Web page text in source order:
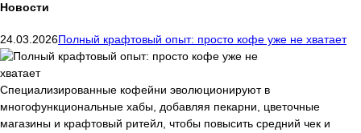
Новости
24.03.2026Полный крафтовый опыт: просто кофе уже не хватает
Специализированные кофейни эволюционируют в
многофункциональные хабы, добавляя пекарни, цветочные
магазины и крафтовый ритейл, чтобы повысить средний чек и